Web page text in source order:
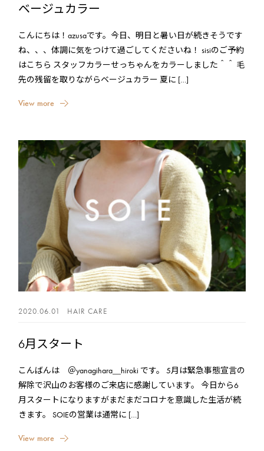
ベージュカラー
こんにちは！azusaです。今日、明日と暑い日が続きそうです
ね、、、体調に気をつけて過ごしてくださいね！ sisiのご予約
はこちら スタッフカラーせっちゃんをカラーしました＾＾ 毛
先の残留を取りながらベージュカラー 夏に […]
View more
2020.06.01 HAIR CARE
6月スタート
こんばんは ＠yanagihara＿hiroki です。 5月は緊急事態宣言の
解除で沢山のお客様のご来店に感謝しています。 今日から6
月スタートになりますがまだまだコロナを意識した生活が続
きます。 SOIEの営業は通常に […]
View more